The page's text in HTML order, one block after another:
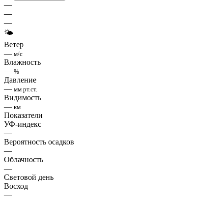
—
—
—
🌤
Ветер
— м/с
Влажность
— %
Давление
— мм рт.ст.
Видимость
— км
Показатели
УФ-индекс
—
Вероятность осадков
—
Облачность
—
Световой день
Восход
—